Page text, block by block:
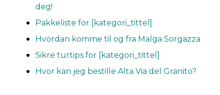
deg!
Pakkeliste for [kategori_tittel]
Hvordan komme til og fra Malga Sorgazza
Sikre turtips for [kategori_tittel]
Hvor kan jeg bestille Alta Via del Granito?